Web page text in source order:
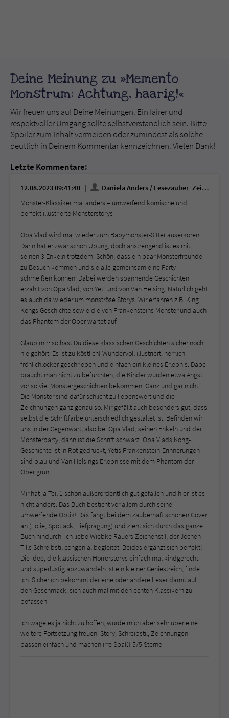
Deine Meinung zu »Memento
Monstrum: Achtung, haarig!«
Wir freuen uns auf Deine Meinungen. Ein fairer und
respektvoller Umgang sollte selbstverständlich sein. Bitte
Spoiler zum Inhalt vermeiden oder zumindest als solche
deutlich in Deinem Kommentar kennzeichnen. Vielen Dank!
Letzte Kommentare:
12.08.2023 09:41:40
Daniela Anders / Lesezauber_Zeilenreise
Monster-Klassiker mal anders – umwerfend komische und
perfekt illustrierte Monsterstorys
Opa Vlad wird mal wieder zum Babymonster-Sitter auserkoren.
Darin hat er zwar schon Übung, doch anstrengend ist es mit
seinen 3 Enkeln trotzdem. Schön, dass ein paar Monsterfreunde
zu Besuch kommen und sie alle gemeinsam eine Party
schmeißen können. Dabei werden spannende Geschichten
erzählt von Opa Vlad, von Yeti und von Van Helsing. Natürlich geht
es auch da wieder um monströse Storys. Wir erfahren z.B. King
Kongs Geschichte sowie die von Frankensteins Monster und auch
das Phantom der Oper wartet auf.
Glaub mir: so hast Du diese klassischen Geschichten sicher noch
nie gehört. Es ist zu köstlich! Wundervoll illustriert, herrlich
fröhlichlocker geschrieben und einfach ein kleines Erlebnis. Dabei
braucht man nicht zu befürchten, die Kinder würden etwa Angst
vor so viel Monstergeschichten bekommen. Ganz und gar nicht.
Die Monster sind dafür schlicht zu liebenswert und die
Zeichnungen ganz genau so. Mir gefällt auch besonders gut, dass
selbst die Schriftfarbe unterschiedlich gestaltet ist. Befinden wir
uns in der Gegenwart, also bei Opa Vlad, seinen Enkeln und der
Monsterparty, dann ist die Schrift schwarz. Opa Vlads Kong-
Geschichte ist in Rot gedruckt, Yetis Frankenstein-Erinnerungen
sind blau und Van Helsings Erlebnisse mit dem Phantom der
Oper grün.
Mir hat ja Teil 1 schon außerordentlich gut gefallen und hier ist es
nicht anders. Das Buch besticht vor allem durch seine
umwerfende Optik! Das fängt bei dem zauberhaft schönen Cover
an (Folie, Spotlack, Tiefprägung) und zieht sich durch das ganze
Buch hindurch. Ich liebe Wiebke Rauers Zeichenstil, der Jochen
Tills Schreibstil congenial begleitet. Beides ergänzt sich perfekt!
Die Idee, die klassischen Horrorstorys einfach mal kindgerecht
und superlustig abzuwandeln ist ein kleiner Geniestreich, finde
ich. Sicherlich bekommt der eine oder andere Leser damit auf
den Geschmack, sich auch mal mit den echten Klassikern zu
befassen.
Ich wage es ja nicht zu hoffen, würde mich aber sehr über eine
weitere Fortsetzung freuen. Story, Schreibstil, Zeichnungen
passen einfach und machen irre Spaß! 5/5 Sterne.